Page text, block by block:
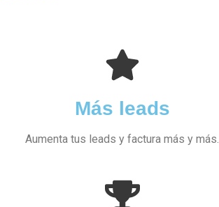
Más leads
Aumenta tus leads y factura más y más.